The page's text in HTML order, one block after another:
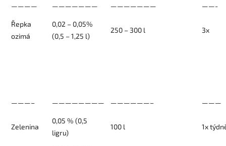
———— ——————— ——————— ——-
Řepka
ozimá
0,02 – 0,05%
(0,5 – 1,25 l)
250 – 300 l 3x
———– ———————— ——————– ———
Zelenina
0,05 % (0,5
ligru)
100 l 1x